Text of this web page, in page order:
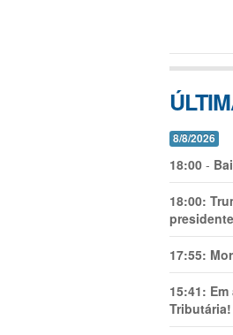
8/8/2026
18:00 -
18:00:
17:55:
15:41:
Tributária!